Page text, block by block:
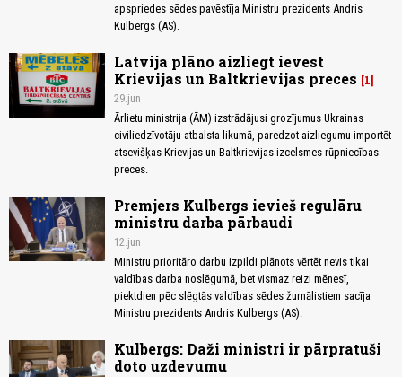
apspriedes sēdes pavēstīja Ministru prezidents Andris
Kulbergs (AS).
Latvija plāno aizliegt ievest
Krievijas un Baltkrievijas preces
1
29.jun
Ārlietu ministrija (ĀM) izstrādājusi grozījumus Ukrainas
civiliedzīvotāju atbalsta likumā, paredzot aizliegumu importēt
atsevišķas Krievijas un Baltkrievijas izcelsmes rūpniecības
preces.
Premjers Kulbergs ievieš regulāru
ministru darba pārbaudi
12.jun
Ministru prioritāro darbu izpildi plānots vērtēt nevis tikai
valdības darba noslēgumā, bet vismaz reizi mēnesī,
piektdien pēc slēgtās valdības sēdes žurnālistiem sacīja
Ministru prezidents Andris Kulbergs (AS).
Kulbergs: Daži ministri ir pārpratuši
doto uzdevumu